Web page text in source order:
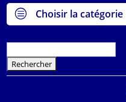
c Choisir la catégorie